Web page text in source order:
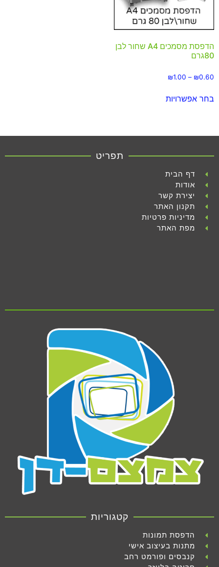
הדפסת מסמכים A4 שחור לבן
80גרם
₪0.60
–
₪1.00
בחר אפשרויות
תפריט
דף הבית
אודות
יצירת קשר
תקנון האתר
מדיניות פרטיות
מפת האתר
קטגוריות
הדפסת תמונות
מתנות בעיצוב אישי
קנבסים ופורמט רחב